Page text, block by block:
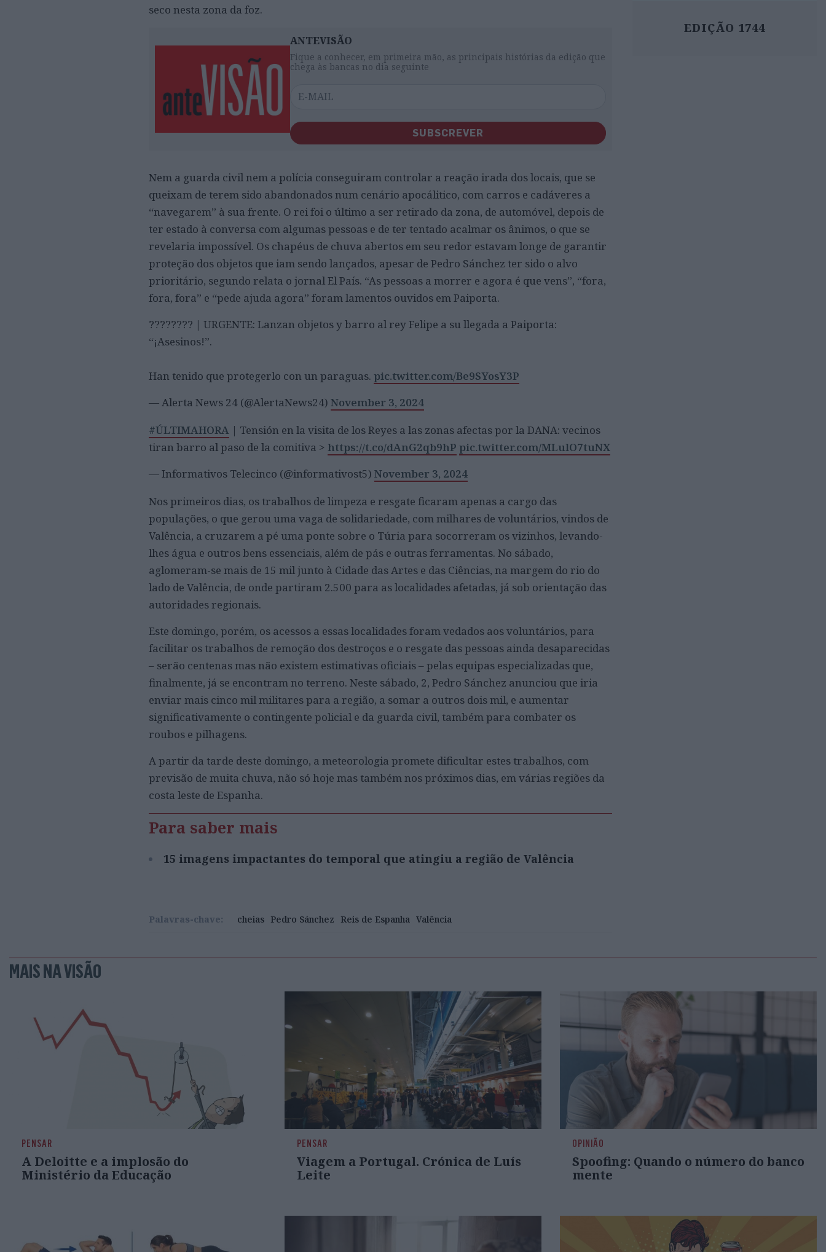
seco nesta zona da foz.
ANTEVISÃO
Fique a conhecer, em primeira mão, as principais histórias da edição que
chega às bancas no dia seguinte
SUBSCREVER
Nem a guarda civil nem a polícia conseguiram controlar a reação irada dos locais, que se
queixam de terem sido abandonados num cenário apocálitico, com carros e cadáveres a
“navegarem” à sua frente. O rei foi o último a ser retirado da zona, de automóvel, depois de
ter estado à conversa com algumas pessoas e de ter tentado acalmar os ânimos, o que se
revelaria impossível. Os chapéus de chuva abertos em seu redor estavam longe de garantir
proteção dos objetos que iam sendo lançados, apesar de Pedro Sánchez ter sido o alvo
prioritário, segundo relata o jornal El País. “As pessoas a morrer e agora é que vens”, “fora,
fora, fora” e “pede ajuda agora” foram lamentos ouvidos em Paiporta.
???????? | URGENTE: Lanzan objetos y barro al rey Felipe a su llegada a Paiporta:
“¡Asesinos!”.
Han tenido que protegerlo con un paraguas. pic.twitter.com/Be9SYosY3P
— Alerta News 24 (@AlertaNews24) November 3, 2024
#ÚLTIMAHORA | Tensión en la visita de los Reyes a las zonas afectas por la DANA: vecinos
tiran barro al paso de la comitiva > https://t.co/dAnG2qb9hP pic.twitter.com/MLulO7tuNX
— Informativos Telecinco (@informativost5) November 3, 2024
Nos primeiros dias, os trabalhos de limpeza e resgate ficaram apenas a cargo das
populações, o que gerou uma vaga de solidariedade, com milhares de voluntários, vindos de
Valência, a cruzarem a pé uma ponte sobre o Túria para socorreram os vizinhos, levando-
lhes água e outros bens essenciais, além de pás e outras ferramentas. No sábado,
aglomeram-se mais de 15 mil junto à Cidade das Artes e das Ciências, na margem do rio do
lado de Valência, de onde partiram 2.500 para as localidades afetadas, já sob orientação das
autoridades regionais.
Este domingo, porém, os acessos a essas localidades foram vedados aos voluntários, para
facilitar os trabalhos de remoção dos destroços e o resgate das pessoas ainda desaparecidas
– serão centenas mas não existem estimativas oficiais – pelas equipas especializadas que,
finalmente, já se encontram no terreno. Neste sábado, 2, Pedro Sánchez anunciou que iria
enviar mais cinco mil militares para a região, a somar a outros dois mil, e aumentar
significativamente o contingente policial e da guarda civil, também para combater os
roubos e pilhagens.
A partir da tarde deste domingo, a meteorologia promete dificultar estes trabalhos, com
previsão de muita chuva, não só hoje mas também nos próximos dias, em várias regiões da
costa leste de Espanha.
Para saber mais
15 imagens impactantes do temporal que atingiu a região de Valência
Palavras-chave: cheias Pedro Sánchez Reis de Espanha Valência
EDIÇÃO 1744
MAIS NA VISÃO
PENSAR
A Deloitte e a implosão do
Ministério da Educação
PENSAR
Viagem a Portugal. Crónica de Luís
Leite
OPINIÃO
Spoofing: Quando o número do banco
mente